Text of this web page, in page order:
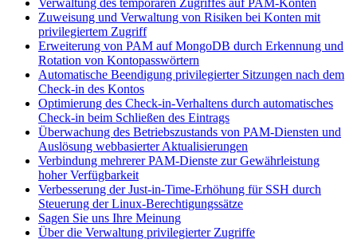
Verwaltung des temporären Zugriffes auf PAM-Konten
Zuweisung und Verwaltung von Risiken bei Konten mit
privilegiertem Zugriff
Erweiterung von PAM auf MongoDB durch Erkennung und
Rotation von Kontopasswörtern
Automatische Beendigung privilegierter Sitzungen nach dem
Check-in des Kontos
Optimierung des Check-in-Verhaltens durch automatisches
Check-in beim Schließen des Eintrags
Überwachung des Betriebszustands von PAM-Diensten und
Auslösung webbasierter Aktualisierungen
Verbindung mehrerer PAM-Dienste zur Gewährleistung
hoher Verfügbarkeit
Verbesserung der Just-in-Time-Erhöhung für SSH durch
Steuerung der Linux-Berechtigungssätze
Sagen Sie uns Ihre Meinung
Über die Verwaltung privilegierter Zugriffe